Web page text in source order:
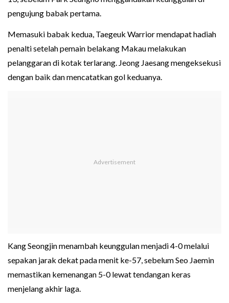
pengujung babak pertama.
Memasuki babak kedua, Taegeuk Warrior mendapat hadiah
penalti setelah pemain belakang Makau melakukan
pelanggaran di kotak terlarang. Jeong Jaesang mengeksekusi
dengan baik dan mencatatkan gol keduanya.
Kang Seongjin menambah keunggulan menjadi 4-0 melalui
sepakan jarak dekat pada menit ke-57, sebelum Seo Jaemin
memastikan kemenangan 5-0 lewat tendangan keras
menjelang akhir laga.